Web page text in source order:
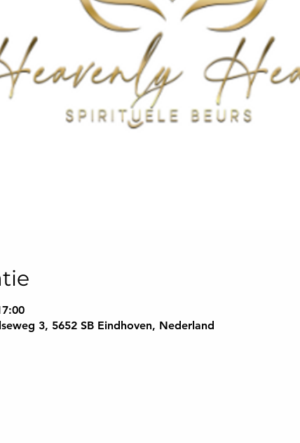
3, 5652 SB Eindhoven, Nederland